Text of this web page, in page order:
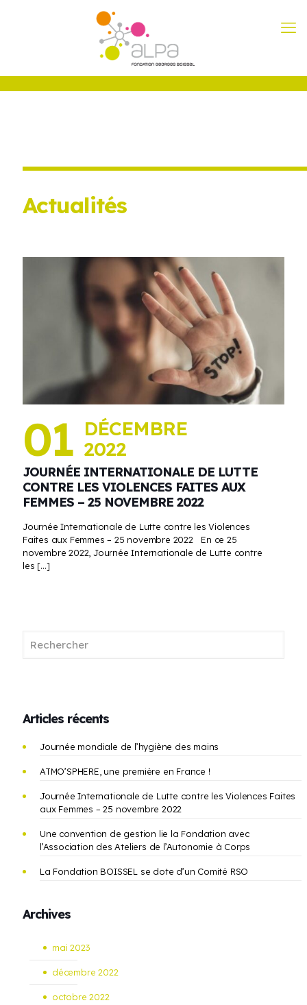
Actualités
01 DÉCEMBRE
2022
JOURNÉE INTERNATIONALE DE LUTTE
CONTRE LES VIOLENCES FAITES AUX
FEMMES – 25 NOVEMBRE 2022
Journée Internationale de Lutte contre les Violences
Faites aux Femmes – 25 novembre 2022 En ce 25
novembre 2022, Journée Internationale de Lutte contre
les […]
Articles récents
Journée mondiale de l’hygiène des mains
ATMO’SPHERE, une première en France !
Journée Internationale de Lutte contre les Violences Faites
aux Femmes – 25 novembre 2022
Une convention de gestion lie la Fondation avec
l’Association des Ateliers de l’Autonomie à Corps
La Fondation BOISSEL se dote d’un Comité RSO
Archives
mai 2023
décembre 2022
octobre 2022